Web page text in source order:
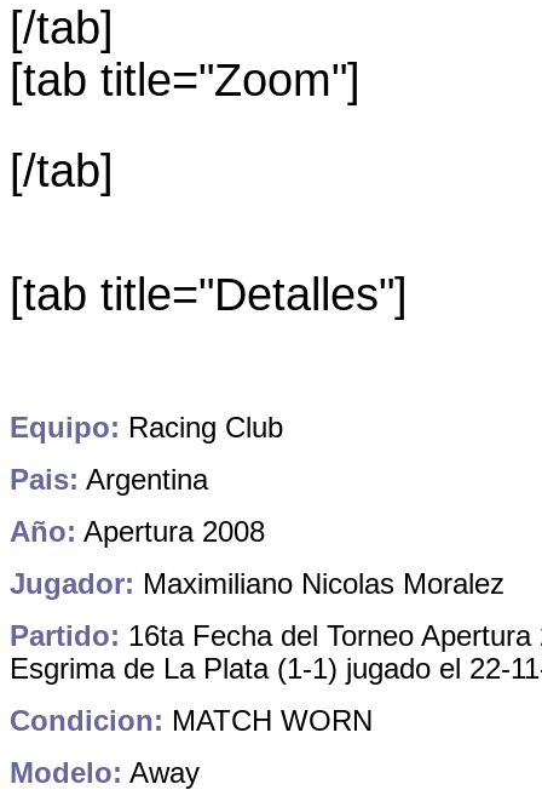
[/tab]
[tab title="Zoom"]
[/tab]
[tab title="Detalles"]
Equipo: Racing Club
Pais: Argentina
Año: Apertura 2008
Jugador: Maximiliano Nicolas Moralez
Partido: 16ta Fecha del Torneo
Esgrima de La Plata (1-1) jugado el 22-
Condicion: MATCH WORN
Modelo: Away